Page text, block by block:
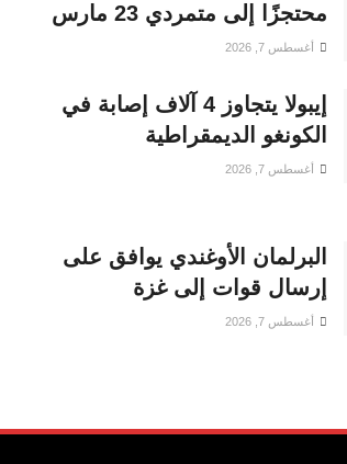
محتجزًا إلى متمردي 23 مارس
أغسطس 7, 2026
إيبولا يتجاوز 4 آلاف إصابة في
الكونغو الديمقراطية
أغسطس 7, 2026
البرلمان الأوغندي يوافق على
إرسال قوات إلى غزة
أغسطس 7, 2026